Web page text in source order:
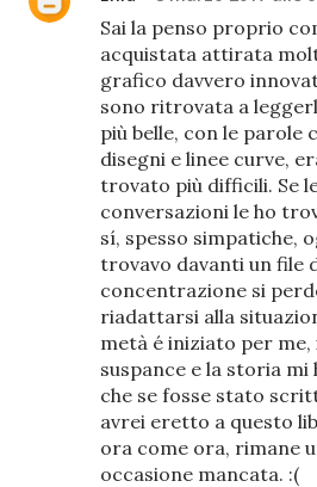
Sai la penso proprio
acquistata attirata
grafico davvero
sono ritrovata a
più belle, con le parole
disegni e linee curve,
trovato più difficili. Se
conversazioni le ho
sí, spesso simpatiche,
trovavo davanti un file
concentrazione si
riadattarsi alla
metà é iniziato per me,
suspance e la storia
che se fosse stato
avrei eretto a questo
ora come ora, rimane
occasione mancata. :(